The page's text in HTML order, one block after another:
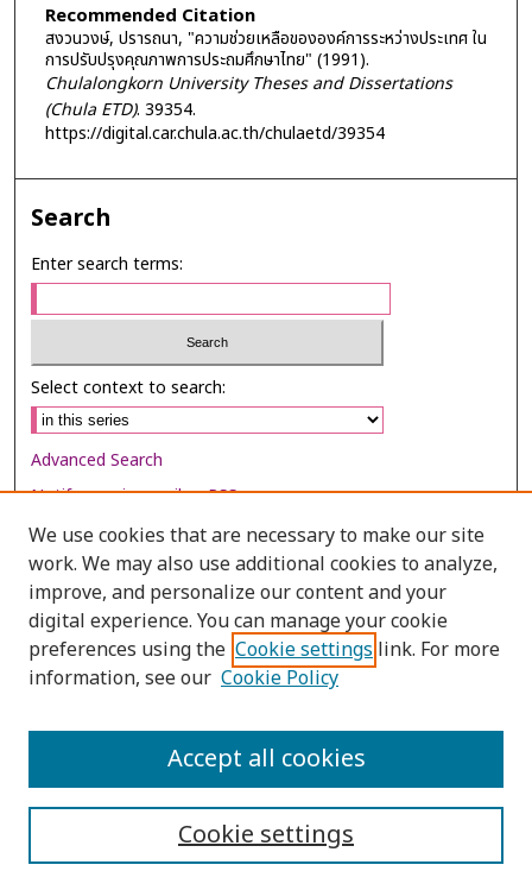
Recommended Citation
สงวนวงษ์, ปรารถนา, "ความช่วยเหลือขององค์การระหว่างประเทศ ใน
การปรับปรุงคุณภาพการประถมศึกษาไทย" (1991).
Chulalongkorn University Theses and Dissertations
(Chula ETD). 39354.
https://digital.car.chula.ac.th/chulaetd/39354
Search
Enter search terms:
Select context to search:
Advanced Search
Notify me via email orRSS
Browse
Collections
Disciplines
Authors
We use cookies that are necessary to make our site
work. We may also use additional cookies to analyze,
improve, and personalize our content and your
digital experience. You can manage your cookie
preferences using the Cookie settings link. For more
information, see our Cookie Policy
Cookie settings
Accept all cookies